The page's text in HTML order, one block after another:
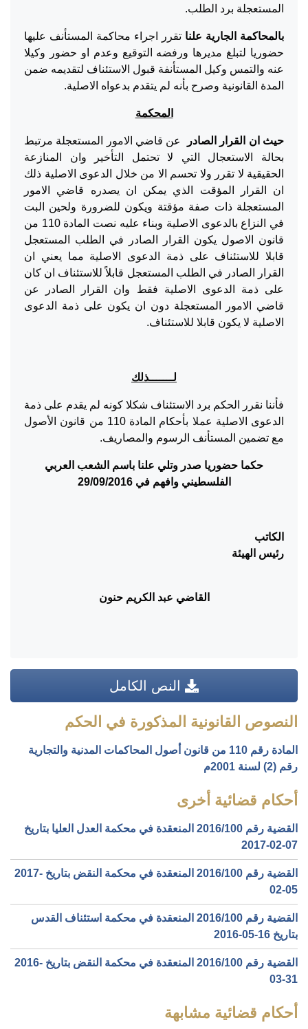
المستعجلة برد الطلب.
بالمحاكمة الجارية علنا تقرر اجراء محاكمة المستأنف عليها
حضوريا لتبلغ مديرها ورفضه التوقيع وعدم او حضور وكيلا
عنه والتمس وكيل المستأنفة قبول الاستئناف لتقديمه ضمن
المدة القانونية وصرح بأنه لم يتقدم بدعواه الاصلية.
المحكمة
حيث ان القرار الصادر
عن قاضي الامور المستعجلة مرتبط
بحالة الاستعجال التي لا تحتمل التأخير وان المنازعة
الحقيقية لا تقرر ولا تحسم الا من خلال الدعوى الاصلية ذلك
ان القرار المؤقت الذي يمكن ان يصدره قاضي الامور
المستعجلة ذات صفة مؤقتة ويكون للضرورة ولحين البت
في النزاع بالدعوى الاصلية وبناء عليه نصت المادة 110 من
قانون الاصول يكون القرار الصادر في الطلب المستعجل
قابلا للاستئناف على ذمة الدعوى الاصلية مما يعني ان
القرار الصادر في الطلب المستعجل قابلاً للاستئناف ان كان
على ذمة الدعوى الاصلية فقط وان القرار الصادر عن
قاضي الامور المستعجلة دون ان يكون على ذمة الدعوى
الاصلية لا يكون قابلا للاستئناف.
لـــــــذلك
فأننا نقرر الحكم برد الاستئناف شكلا كونه لم يقدم على ذمة
الدعوى الاصلية عملا بأحكام المادة 110 من قانون الأصول
مع تضمين المستأنف الرسوم والمصاريف.
حكما حضوريا صدر وتلي علنا باسم الشعب العربي
الفلسطيني وافهم في 29/09/2016
الكاتب
رئيس الهيئة
القاضي عبد الكريم حنون
النص الكامل
النصوص القانونية المذكورة في الحكم
المادة رقم 110 من قانون أصول المحاكمات المدنية والتجارية
رقم (2) لسنة 2001م
أحكام قضائية أخرى
القضية رقم ‎100‏/‎2016‏ المنعقدة في محكمة العدل العليا بتاريخ
‎2017-02-07‏
القضية رقم ‎100‏/‎2016‏ المنعقدة في محكمة النقض بتاريخ ‎2017-
02-05‏
القضية رقم ‎100‏/‎2016‏ المنعقدة في محكمة استئناف القدس
بتاريخ ‎2016-05-16‏
القضية رقم ‎100‏/‎2016‏ المنعقدة في محكمة النقض بتاريخ ‎2016-
03-31‏
أحكام قضائية مشابهة